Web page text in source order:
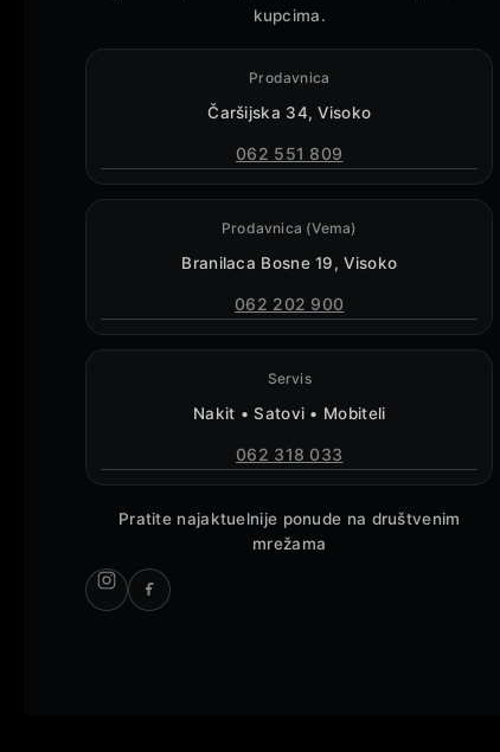
kupcima.
Prodavnica
Čaršijska 34, Visoko
062 551 809
Prodavnica (Vema)
Branilaca Bosne 19, Visoko
062 202 900
Servis
Nakit • Satovi • Mobiteli
062 318 033
Pratite najaktuelnije ponude na društvenim
mrežama